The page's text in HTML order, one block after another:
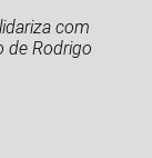
com
de Rodrigo